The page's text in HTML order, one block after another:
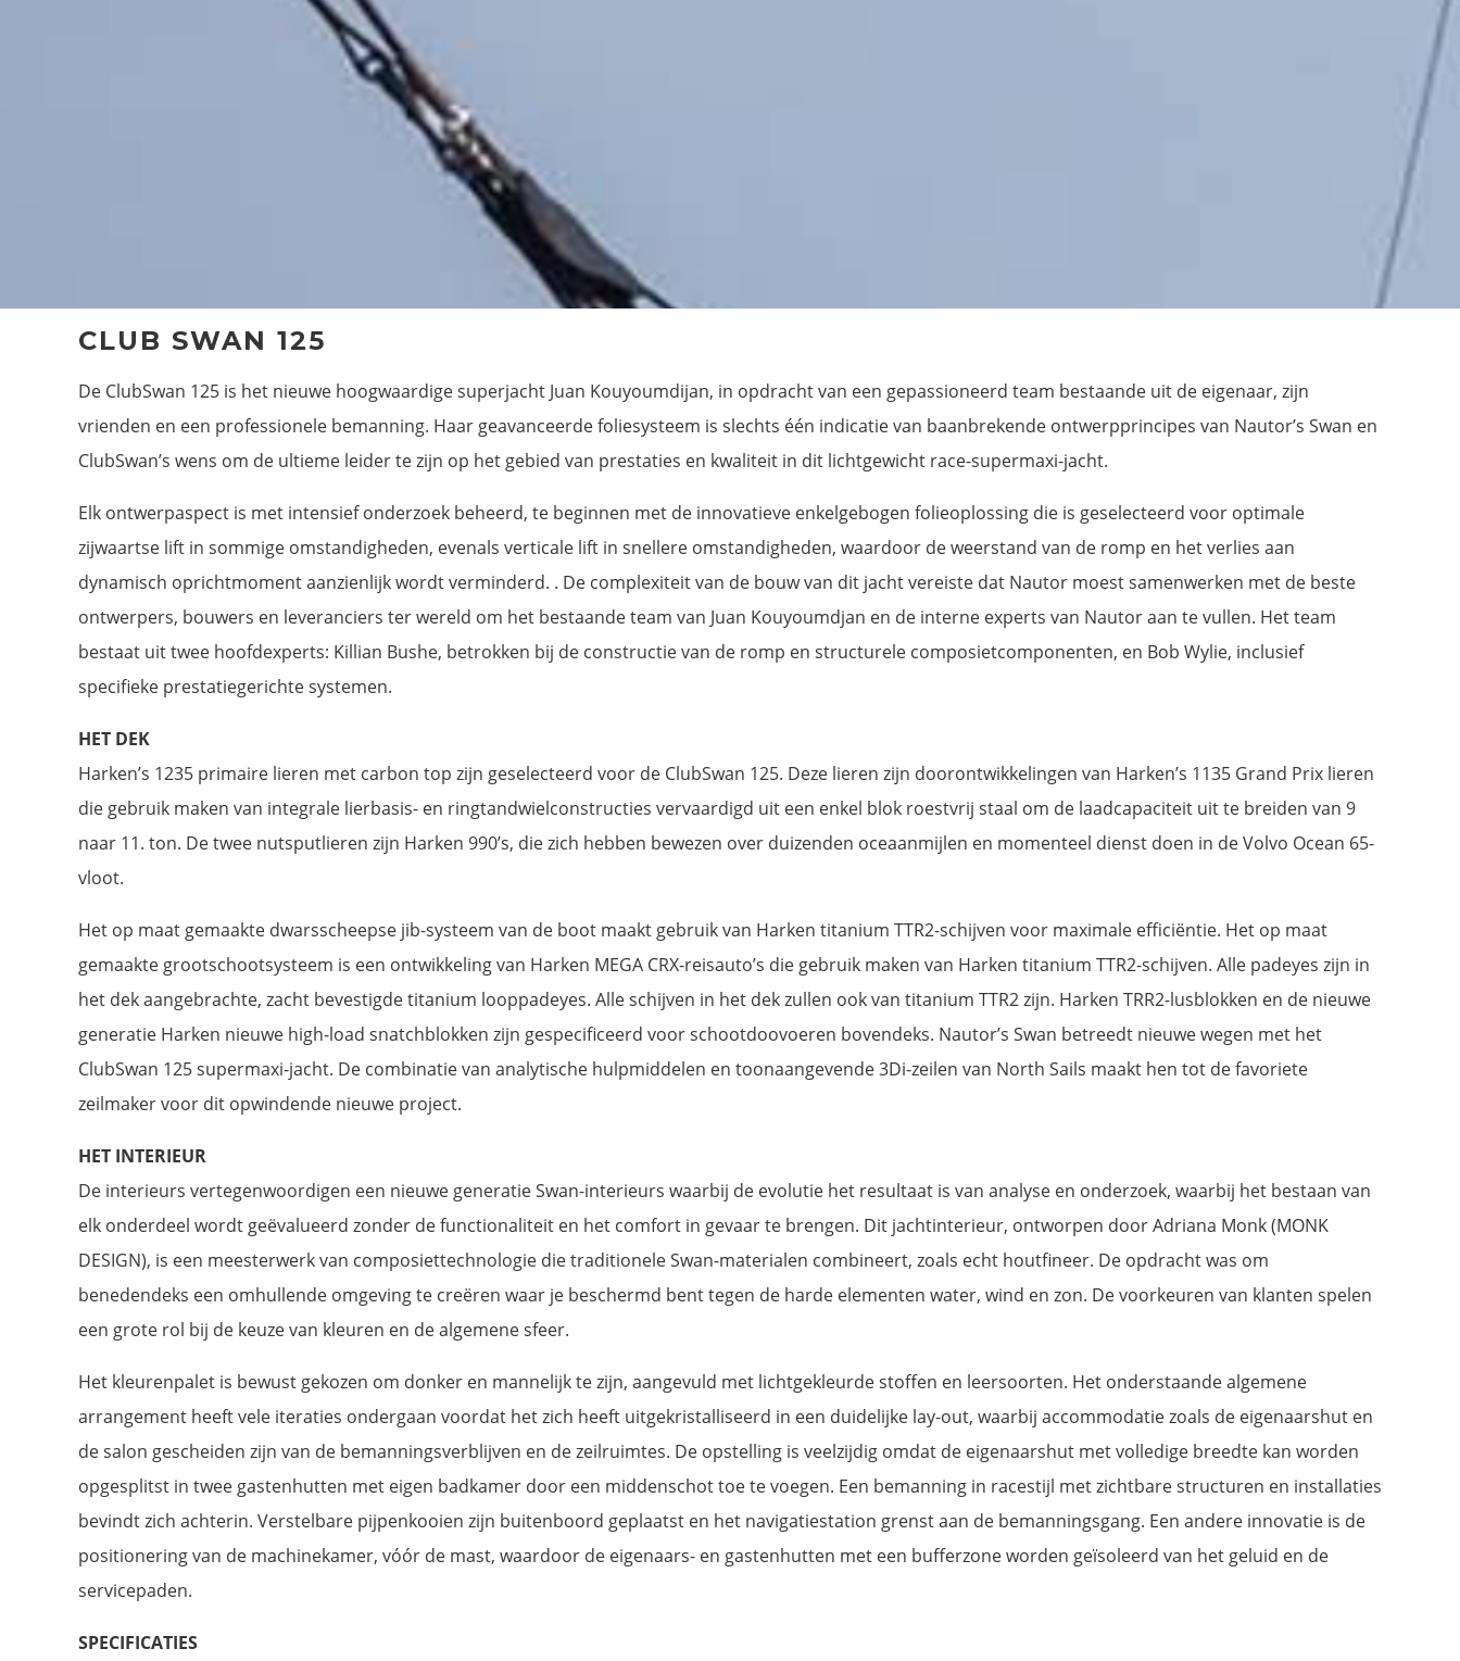
CLUB SWAN 125
De ClubSwan 125 is het nieuwe hoogwaardige superjacht Juan Kouyoumdijan, in opdracht van een gepassioneerd team bestaande uit de eigenaar, zijn
vrienden en een professionele bemanning. Haar geavanceerde foliesysteem is slechts één indicatie van baanbrekende ontwerpprincipes van Nautor’s Swan en
ClubSwan’s wens om de ultieme leider te zijn op het gebied van prestaties en kwaliteit in dit lichtgewicht race-supermaxi-jacht.
Elk ontwerpaspect is met intensief onderzoek beheerd, te beginnen met de innovatieve enkelgebogen folieoplossing die is geselecteerd voor optimale
zijwaartse lift in sommige omstandigheden, evenals verticale lift in snellere omstandigheden, waardoor de weerstand van de romp en het verlies aan
dynamisch oprichtmoment aanzienlijk wordt verminderd. . De complexiteit van de bouw van dit jacht vereiste dat Nautor moest samenwerken met de beste
ontwerpers, bouwers en leveranciers ter wereld om het bestaande team van Juan Kouyoumdjan en de interne experts van Nautor aan te vullen. Het team
bestaat uit twee hoofdexperts: Killian Bushe, betrokken bij de constructie van de romp en structurele composietcomponenten, en Bob Wylie, inclusief
specifieke prestatiegerichte systemen.
HET DEK
Harken’s 1235 primaire lieren met carbon top zijn geselecteerd voor de ClubSwan 125. Deze lieren zijn doorontwikkelingen van Harken’s 1135 Grand Prix lieren
die gebruik maken van integrale lierbasis- en ringtandwielconstructies vervaardigd uit een enkel blok roestvrij staal om de laadcapaciteit uit te breiden van 9
naar 11. ton. De twee nutsputlieren zijn Harken 990’s, die zich hebben bewezen over duizenden oceaanmijlen en momenteel dienst doen in de Volvo Ocean 65-
vloot.
Het op maat gemaakte dwarsscheepse jib-systeem van de boot maakt gebruik van Harken titanium TTR2-schijven voor maximale efficiëntie. Het op maat
gemaakte grootschootsysteem is een ontwikkeling van Harken MEGA CRX-reisauto’s die gebruik maken van Harken titanium TTR2-schijven. Alle padeyes zijn in
het dek aangebrachte, zacht bevestigde titanium looppadeyes. Alle schijven in het dek zullen ook van titanium TTR2 zijn. Harken TRR2-lusblokken en de nieuwe
generatie Harken nieuwe high-load snatchblokken zijn gespecificeerd voor schootdoovoeren bovendeks. Nautor’s Swan betreedt nieuwe wegen met het
ClubSwan 125 supermaxi-jacht. De combinatie van analytische hulpmiddelen en toonaangevende 3Di-zeilen van North Sails maakt hen tot de favoriete
zeilmaker voor dit opwindende nieuwe project.
HET INTERIEUR
De interieurs vertegenwoordigen een nieuwe generatie Swan-interieurs waarbij de evolutie het resultaat is van analyse en onderzoek, waarbij het bestaan van
elk onderdeel wordt geëvalueerd zonder de functionaliteit en het comfort in gevaar te brengen. Dit jachtinterieur, ontworpen door Adriana Monk (MONK
DESIGN), is een meesterwerk van composiettechnologie die traditionele Swan-materialen combineert, zoals echt houtfineer. De opdracht was om
benedendeks een omhullende omgeving te creëren waar je beschermd bent tegen de harde elementen water, wind en zon. De voorkeuren van klanten spelen
een grote rol bij de keuze van kleuren en de algemene sfeer.
Het kleurenpalet is bewust gekozen om donker en mannelijk te zijn, aangevuld met lichtgekleurde stoffen en leersoorten. Het onderstaande algemene
arrangement heeft vele iteraties ondergaan voordat het zich heeft uitgekristalliseerd in een duidelijke lay-out, waarbij accommodatie zoals de eigenaarshut en
de salon gescheiden zijn van de bemanningsverblijven en de zeilruimtes. De opstelling is veelzijdig omdat de eigenaarshut met volledige breedte kan worden
opgesplitst in twee gastenhutten met eigen badkamer door een middenschot toe te voegen. Een bemanning in racestijl met zichtbare structuren en installaties
bevindt zich achterin. Verstelbare pijpenkooien zijn buitenboord geplaatst en het navigatiestation grenst aan de bemanningsgang. Een andere innovatie is de
positionering van de machinekamer, vóór de mast, waardoor de eigenaars- en gastenhutten met een bufferzone worden geïsoleerd van het geluid en de
servicepaden.
SPECIFICATIES